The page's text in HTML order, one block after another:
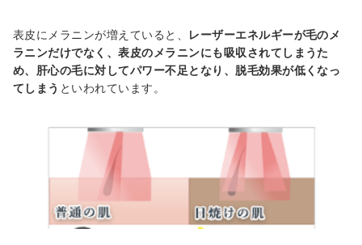
表皮にメラニンが増えていると、
レーザーエネルギーが毛のメ
ラニンだけでなく、表皮のメラニンにも吸収されてしまうた
め、肝心の毛に対してパワー不足となり、脱毛効果が低くなっ
てしまう といわれています。